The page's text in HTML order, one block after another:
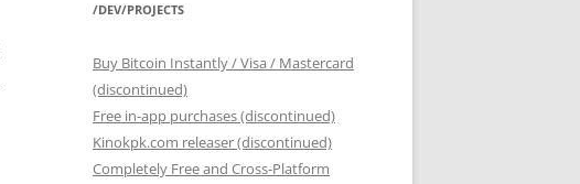
/DEV/PROJECTS
Buy Bitcoin Instantly / Visa / Mastercard
(discontinued)
Free in-app purchases (discontinued)
Kinokpk.com releaser (discontinued)
Completely Free and Cross-Platform